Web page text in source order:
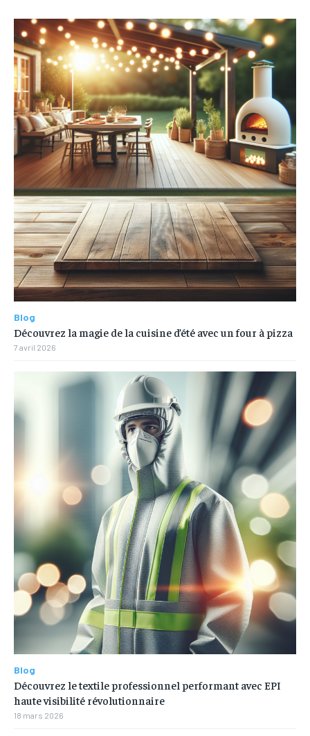
Blog
Découvrez la magie de la cuisine d’été avec un four à pizza
7 avril 2026
Blog
Découvrez le textile professionnel performant avec EPI
haute visibilité révolutionnaire
18 mars 2026